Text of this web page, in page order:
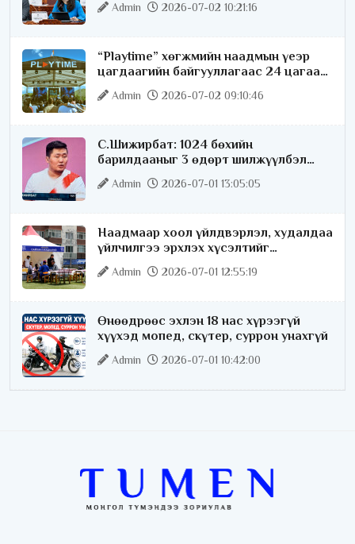
Admin 2026-07-02 10:21:16
“Playtime” хөгжмийн наадмын үеэр
цагдаагийн байгууллагаас 24 цагаар
хяналт тавина
Admin 2026-07-02 09:10:46
С.Шижирбат: 1024 бөхийн
барилдааныг 3 өдөрт шилжүүлбэл
найраа тун нарийн явагдана
Admin 2026-07-01 13:05:05
Наадмаар хоол үйлдвэрлэл, худалдаа
үйлчилгээ эрхлэх хүсэлтийг
license.mn сайтаар авч байна
Admin 2026-07-01 12:55:19
Өнөөдрөөс эхлэн 18 нас хүрээгүй
хүүхэд мопед, скүтер, суррон унахгүй
Admin 2026-07-01 10:42:00